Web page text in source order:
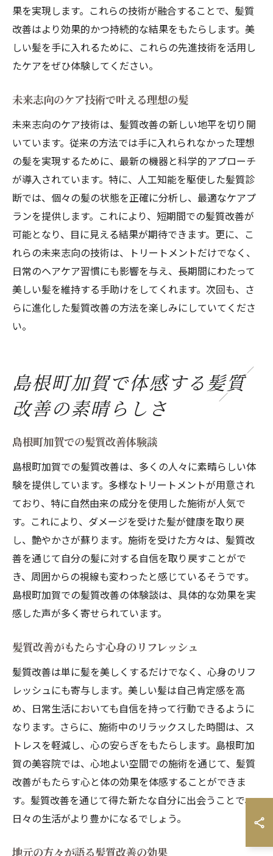
果を実現します。これらの技術が融合することで、髪質
改善はより効果的かつ持続的な結果をもたらします。美
しい髪を手に入れるために、これらの先進技術を活用し
たケアをぜひ体験してください。
未来志向のケア技術で叶える理想の髪
未来志向のケア技術は、髪質改善の新しい地平を切り開
いています。従来の方法では手に入れられなかった理想
の髪を実現するために、最新の機器と科学的アプローチ
が導入されています。特に、人工知能を駆使した髪質診
断では、個々の髪の状態を正確に分析し、最適なケアプ
ランを提供します。これにより、短期間での髪質改善が
可能となり、目に見える結果が期待できます。更に、こ
れらの未来志向の技術は、トリートメントだけでなく、
日常のヘアケア習慣にも影響を与え、長期間にわたって
美しい髪を維持する手助けをしてくれます。次回も、さ
らに進化した髪質改善の方法を楽しみにしていてくださ
い。
島根町加賀で体感する髪質
改善の素晴らしさ
島根町加賀での髪質改善体験談
島根町加賀での髪質改善は、多くの人々に素晴らしい体
験を提供しています。多様なトリートメントが用意され
ており、特に自然由来の成分を使用した施術が人気で
す。これにより、ダメージを受けた髪が健康を取り戻
し、艶やかさが蘇ります。施術を受けた方々は、髪質改
善を通じて自分の髪に対する自信を取り戻すことがで
き、周囲からの視線も変わったと感じているそうです。
島根町加賀での髪質改善の体験談は、具体的な効果を実
感した声が多く寄せられています。
髪質改善がもたらす心身のリフレッシュ
髪質改善は単に髪を美しくするだけでなく、心身のリフ
レッシュにも寄与します。美しい髪は自己肯定感を高
め、日常生活においても自信を持って行動できるように
なります。さらに、施術中のリラックスした時間は、ス
トレスを軽減し、心の安らぎをもたらします。島根町加
賀の美容院では、心地よい空間での施術を通じて、髪質
改善がもたらす心と体の効果を体感することができま
す。髪質改善を通じて得た新たな自分に出会うことで、
日々の生活がより豊かになるでしょう。
地元の方々が語る髪質改善の効果